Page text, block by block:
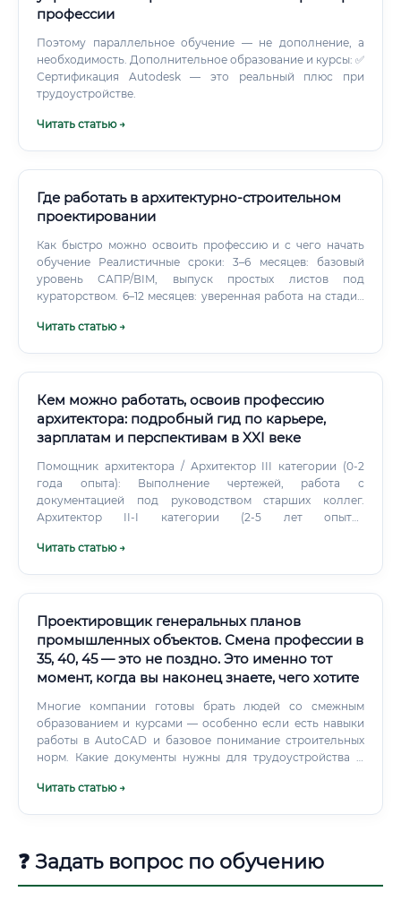
профессии
Поэтому параллельное обучение — не дополнение, а
необходимость. Дополнительное образование и курсы: ✅
Сертификация Autodesk — это реальный плюс при
трудоустройстве.
Читать статью →
Где работать в архитектурно-строительном
проектировании
Как быстро можно освоить профессию и с чего начать
обучение Реалистичные сроки: 3–6 месяцев: базовый
уровень САПР/ВIM, выпуск простых листов под
кураторством. 6–12 месяцев: уверенная работа на стадии
Читать статью →
Кем можно работать, освоив профессию
архитектора: подробный гид по карьере,
зарплатам и перспективам в XXI веке
Помощник архитектора / Архитектор III категории (0-2
года опыта): Выполнение чертежей, работа с
документацией под руководством старших коллег.
Архитектор II-I категории (2-5 лет опыта):
проекта.
Читать статью →
Проектировщик генеральных планов
промышленных объектов. Смена профессии в
35, 40, 45 — это не поздно. Это именно тот
момент, когда вы наконец знаете, чего хотите
Многие компании готовы брать людей со смежным
образованием и курсами — особенно если есть навыки
работы в AutoCAD и базовое понимание строительных
норм. Какие документы нужны для трудоустройства С
образования в области проектирования сегодня
генеральному планированию.
Читать статью →
❓ Задать вопрос по обучению